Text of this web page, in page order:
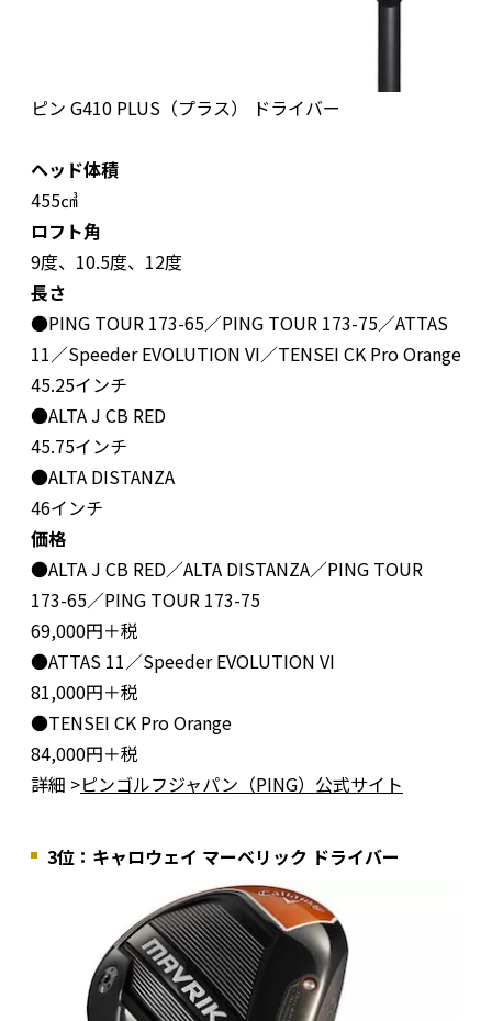
ピン G410 PLUS（プラス） ドライバー
ヘッド体積
455㎤
ロフト角
9度、10.5度、12度
長さ
●PING TOUR 173-65／PING TOUR 173-75／ATTAS
11／Speeder EVOLUTION VI／TENSEI CK Pro Orange
45.25インチ
●ALTA J CB RED
45.75インチ
●ALTA DISTANZA
46インチ
価格
●ALTA J CB RED／ALTA DISTANZA／PING TOUR
173-65／PING TOUR 173-75
69,000円＋税
●ATTAS 11／Speeder EVOLUTION VI
81,000円＋税
●TENSEI CK Pro Orange
84,000円＋税
詳細 >ピンゴルフジャパン（PING）公式サイト
3位：キャロウェイ マーベリック ドライバー